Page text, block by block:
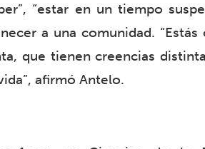
“estar en un tiempo
a una comunidad.
que tienen creencias
afirmó Antelo.